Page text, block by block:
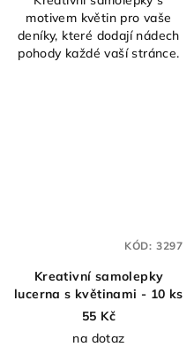
motivem květin pro vaše
deníky, které dodají nádech
pohody každé vaší stránce.
Kreativní samolepky
lucerna s květinami - 10 ks
55 Kč
na dotaz
KÓD: 3297